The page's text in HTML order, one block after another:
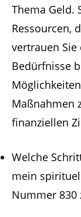
Thema Geld.
Ressourcen,
vertrauen
Bedürfnisse
Maßnahmen
finanziellen
Welche
mein
Nummer 830